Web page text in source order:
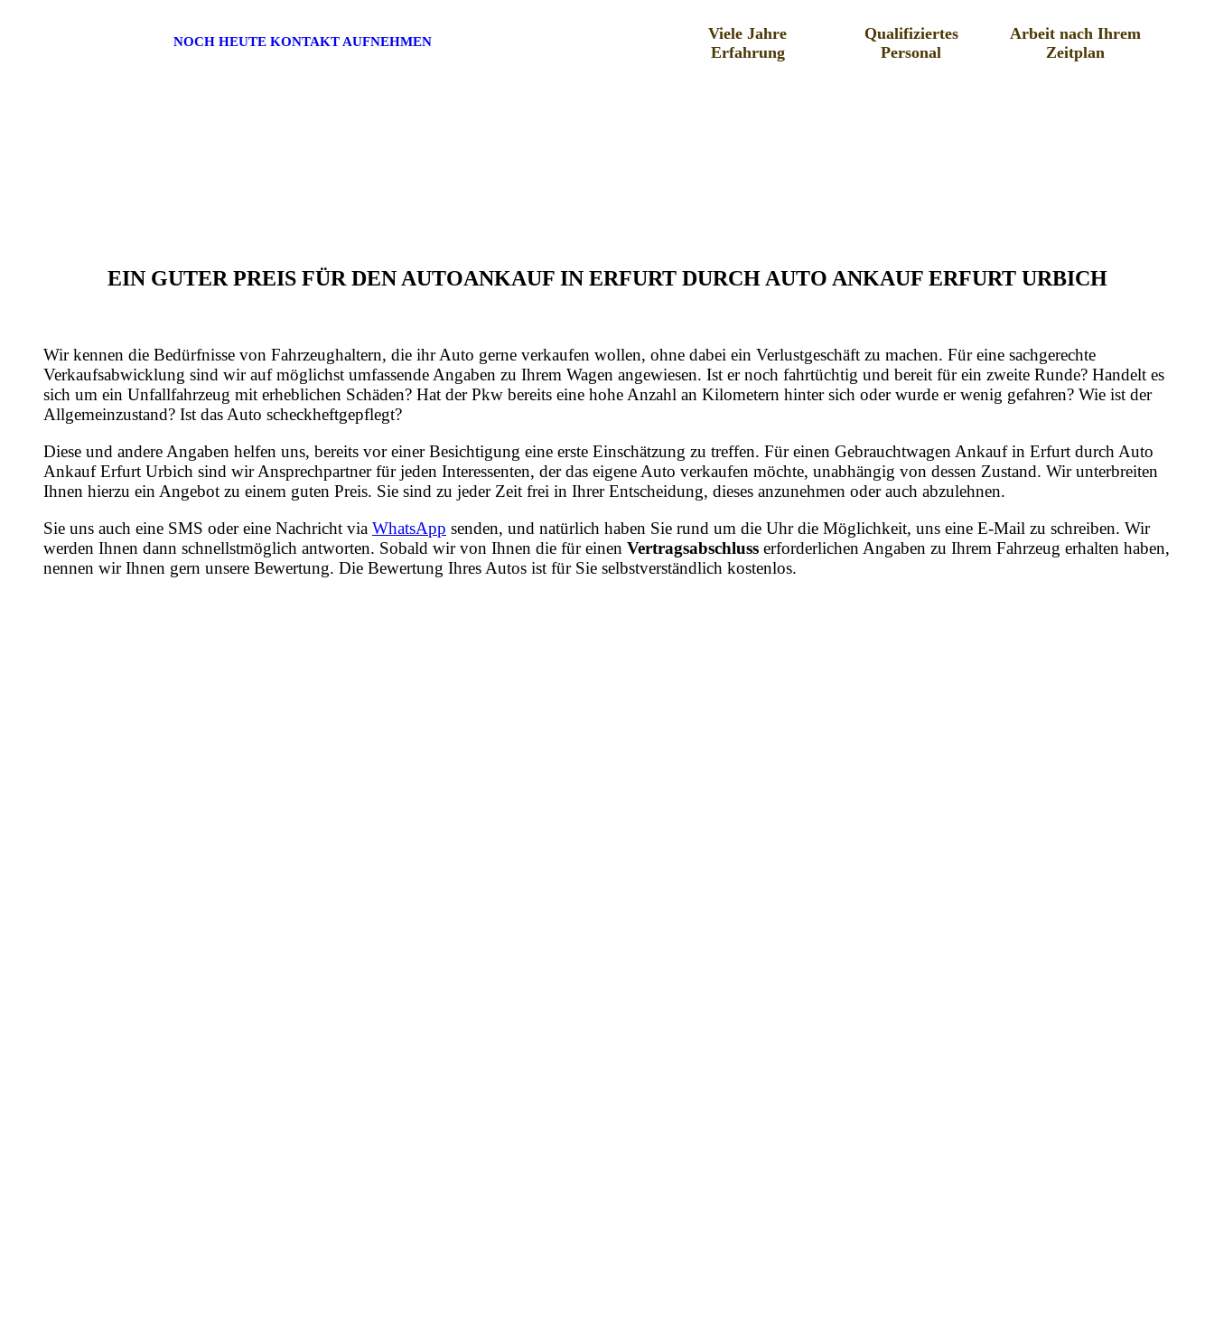
NOCH HEUTE KONTAKT AUFNEHMEN
Viele Jahre
Erfahrung
Qualifiziertes
Personal
Arbeit nach Ihrem
Zeitplan
EIN GUTER PREIS FÜR DEN AUTOANKAUF IN ERFURT DURCH AUTO ANKAUF ERFURT URBICH
Wir kennen die Bedürfnisse von Fahrzeughaltern, die ihr Auto gerne verkaufen wollen, ohne dabei ein Verlustgeschäft zu machen. Für eine sachgerechte
Verkaufsabwicklung sind wir auf möglichst umfassende Angaben zu Ihrem Wagen angewiesen. Ist er noch fahrtüchtig und bereit für ein zweite Runde? Handelt es
sich um ein Unfallfahrzeug mit erheblichen Schäden? Hat der Pkw bereits eine hohe Anzahl an Kilometern hinter sich oder wurde er wenig gefahren? Wie ist der
Allgemeinzustand? Ist das Auto scheckheftgepflegt?
Diese und andere Angaben helfen uns, bereits vor einer Besichtigung eine erste Einschätzung zu treffen. Für einen Gebrauchtwagen Ankauf in Erfurt durch Auto
Ankauf Erfurt Urbich sind wir Ansprechpartner für jeden Interessenten, der das eigene Auto verkaufen möchte, unabhängig von dessen Zustand. Wir unterbreiten
Ihnen hierzu ein Angebot zu einem guten Preis. Sie sind zu jeder Zeit frei in Ihrer Entscheidung, dieses anzunehmen oder auch abzulehnen.
Sie uns auch eine SMS oder eine Nachricht via WhatsApp senden, und natürlich haben Sie rund um die Uhr die Möglichkeit, uns eine E-Mail zu schreiben. Wir
werden Ihnen dann schnellstmöglich antworten. Sobald wir von Ihnen die für einen Vertragsabschluss erforderlichen Angaben zu Ihrem Fahrzeug erhalten haben,
nennen wir Ihnen gern unsere Bewertung. Die Bewertung Ihres Autos ist für Sie selbstverständlich kostenlos.